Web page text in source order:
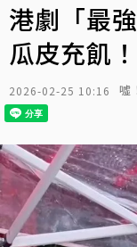
港劇「最
瓜皮充飢
2026-02-25 10:16 噓